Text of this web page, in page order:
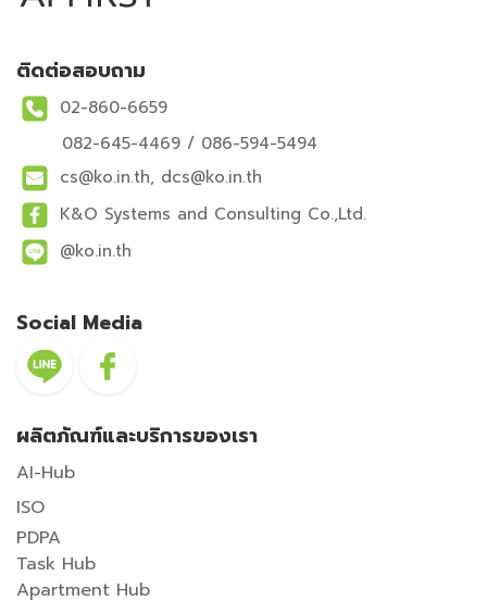
ติดต่อสอบถาม
02-860-6659
082-645-4469 / 086-594-5494
cs@ko.in.th, dcs@ko.in.th
K&O Systems and Consulting Co.,Ltd.
@ko.in.th
Social Media
ผลิตภัณฑ์และบริการของเรา
AI-Hub
ISO
PDPA
Task Hub
Apartment Hub